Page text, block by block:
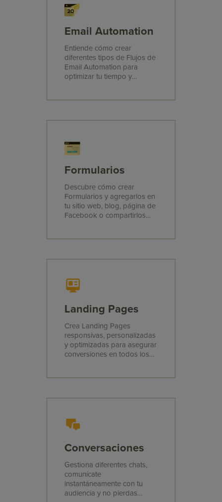
Email Automation
Entiende cómo crear
diferentes tipos de Flujos de
Email Automation para
optimizar tu tiempo y
Formularios
Descubre cómo crear
Formularios y agregarlos en
tu sitio web, blog, página de
Facebook o compartirlos
Landing Pages
Crea Landing Pages
responsivas, personalizadas
y optimizadas para asegurar
conversiones en todos los
Conversaciones
Gestiona diferentes chats,
comunícate
instantáneamente con tu
audiencia y no pierdas